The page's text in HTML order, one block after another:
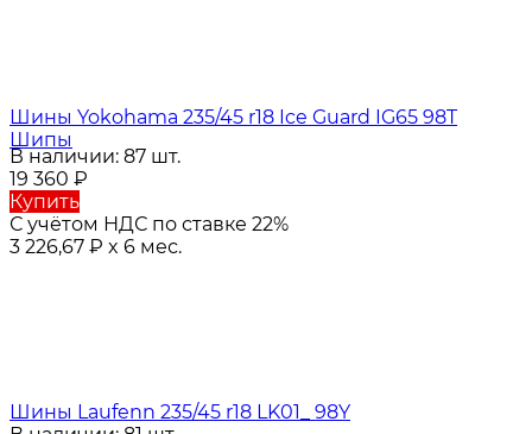
Шины Yokohama 235/45 r18 Ice Guard IG65 98T
Шипы
В наличии: 87 шт.
19 360 ₽
Купить
С учётом НДС по ставке 22%
3 226,67 ₽ x 6 мес.
Шины Laufenn 235/45 r18 LK01_ 98Y